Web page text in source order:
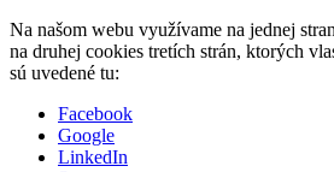
Na našom webu využívame na jednej
na druhej cookies tretích strán, ktorých
sú uvedené tu:
Facebook
Google
LinkedIn